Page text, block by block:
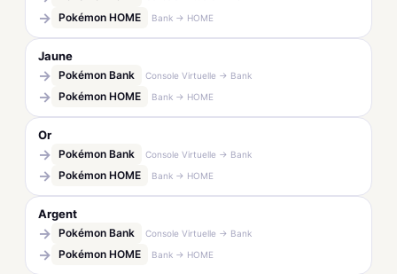
→ Pokémon HOME Bank → HOME
Jaune
→ Pokémon Bank Console Virtuelle → Bank
→ Pokémon HOME Bank → HOME
Or
→ Pokémon Bank Console Virtuelle → Bank
→ Pokémon HOME Bank → HOME
Argent
→ Pokémon Bank Console Virtuelle → Bank
→ Pokémon HOME Bank → HOME